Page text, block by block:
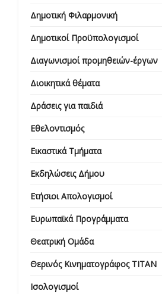
Δημοτική Φιλαρμονική
Δημοτικοί Προϋπολογισμοί
Διαγωνισμοί προμηθειών-έργων
Διοικητικά θέματα
Δράσεις για παιδιά
Εθελοντισμός
Εικαστικά Τμήματα
Εκδηλώσεις Δήμου
Ετήσιοι Απολογισμοί
Ευρωπαϊκά Προγράμματα
Θεατρική Ομάδα
Θερινός Κινηματογράφος ΤΙΤΑΝ
Ισολογισμοί